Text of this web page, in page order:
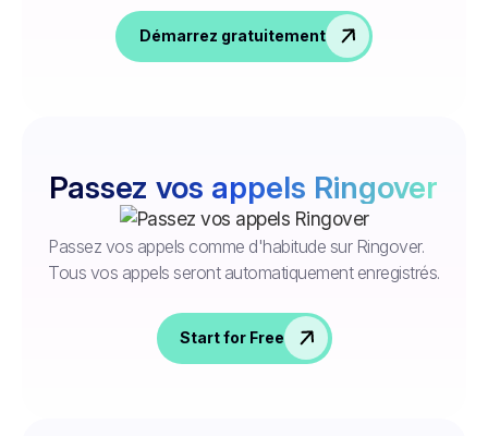
Démarrez gratuitement
Passez vos appels Ringover
Passez vos appels comme d'habitude sur Ringover.
Tous vos appels seront automatiquement enregistrés.
Start for Free